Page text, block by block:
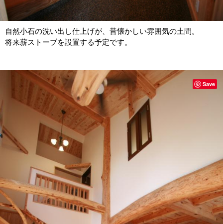
自然小石の洗い出し仕上げが、昔懐かしい雰囲気の土間。
将来薪ストーブを設置する予定です。
Save